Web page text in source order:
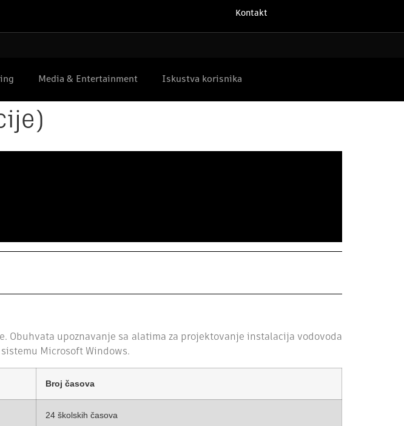
Kontakt
Media & Entertainment Iskustva korisnika
upoznavanje sa alatima za projektovanje instalacija vodovoda
Microsoft Windows.
Broj časova
24 školskih časova